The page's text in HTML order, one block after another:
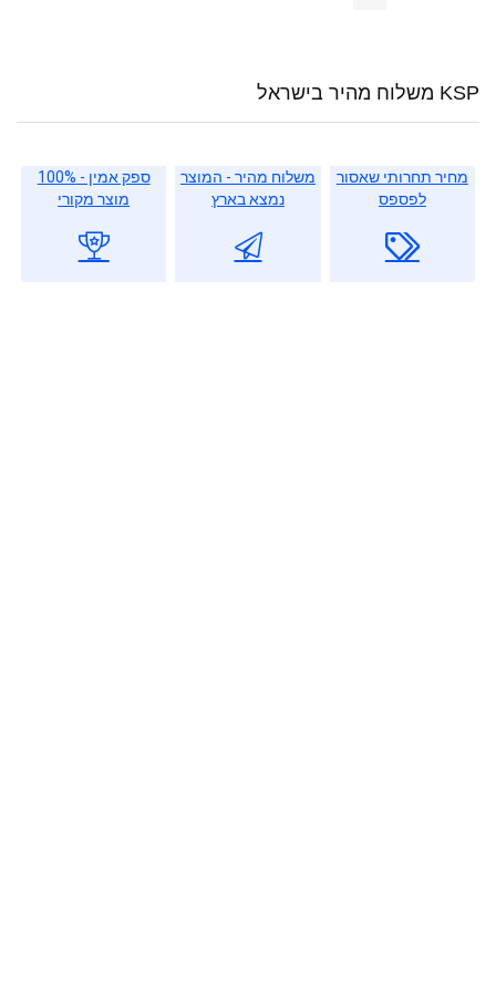
KSP משלוח מהיר בישראל
מחיר תחרותי שאסור
לפספס
משלוח מהיר - המוצר
נמצא בארץ
ספק אמין - 100%
מוצר מקורי